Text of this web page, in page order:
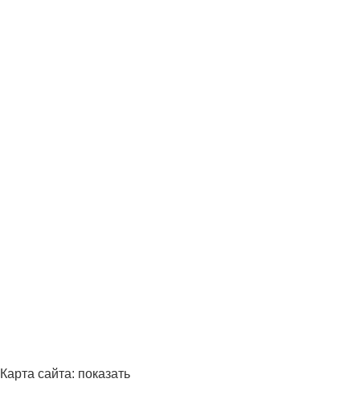
Карта сайта: показать